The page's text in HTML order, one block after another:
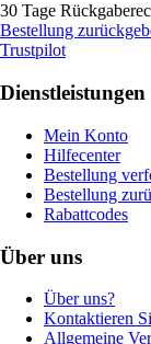
30 Tage
Bestellung
Trustpilot
Dienstleistungen
Mein Konto
Hilfecenter
Bestellung
Bestellung
Rabattcodes
Über uns
Über uns?
Kontaktieren
Allgemeine